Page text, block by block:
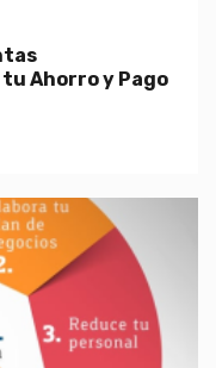
Ahorro y Pago